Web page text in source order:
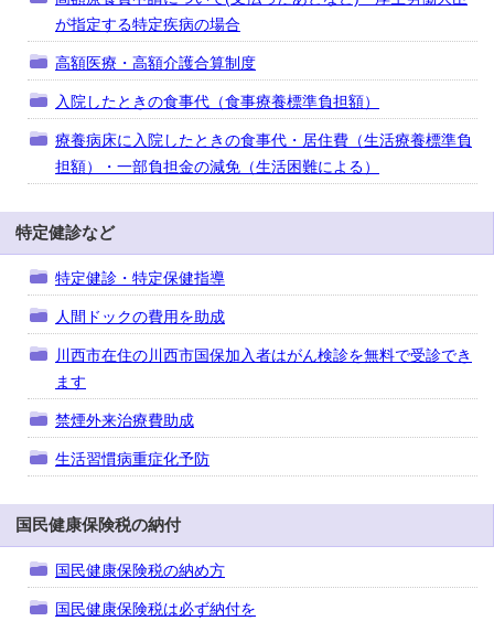
が指定する特定疾病の場合
高額医療・高額介護合算制度
入院したときの食事代（食事療養標準負担額）
療養病床に入院したときの食事代・居住費（生活療養標準負
担額）・一部負担金の減免（生活困難による）
特定健診など
特定健診・特定保健指導
人間ドックの費用を助成
川西市在住の川西市国保加入者はがん検診を無料で受診でき
ます
禁煙外来治療費助成
生活習慣病重症化予防
国民健康保険税の納付
国民健康保険税の納め方
国民健康保険税は必ず納付を